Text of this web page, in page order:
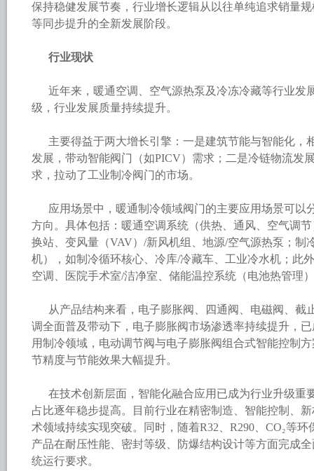
保持稳健发展节奏，行业增长逻辑从以往单纯追求销量
等同步提升的全新发展阶段。
行业现状
近年来，暖通空调、空气源热泵及冷冻冷藏等行业发
级，行业发展质量持续提升。
主要得益于两大增长引擎：一是建筑节能与智能化，
发展，带动智能阀门（如PICV）需求；二是冷链物流发
求，拉动了工业制冷阀门的市场。
应用场景中，暖通制冷领域阀门的主要应用场景可以
方向。具体包括：暖通空调系统（供热、通风、空气调
换站、变风量（VAV）/新风机组、地源/空气源热泵；制
机），如制冷循环核心、冷库/冷藏车、工业冷水机；此
空调、医院手术室/洁净室、储能温控系统（电池热管理
从产品结构来看，电子膨胀阀、四通阀、电磁阀、截
调全面普及带动下，电子膨胀阀市场渗透率持续提升，
用制冷领域，电动调节阀与电子膨胀阀组合式智能控制
节精度与节能效果大幅提升。
在技术创新层面，智能化融合应用已成为行业升级重
占比逐年稳步提高。目前行业在精密制造、智能控制、
术领域持续实现突破。同时，随着R32、R290、CO₂等
产品在耐压性能、密封等级、防爆结构设计等方面完成
统运行要求。